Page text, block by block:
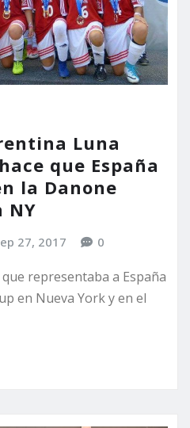
Luna
que España
la Danone
NY
27, 2017 0
que representaba a España
en Nueva York y en el